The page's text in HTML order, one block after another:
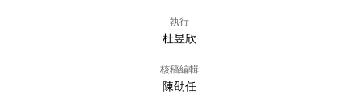
執行
杜昱欣
核稿編輯
陳劭任